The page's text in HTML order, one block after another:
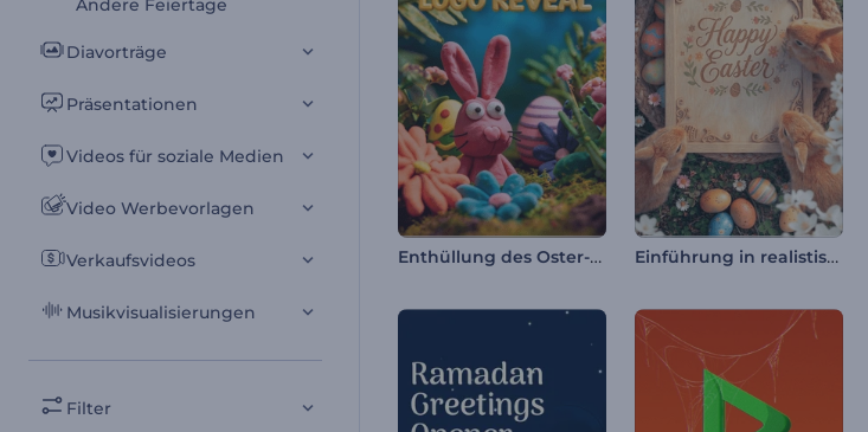
Andere Feiertage
Diavorträge
Präsentationen
Videos für soziale Medien
Video Werbevorlagen
Verkaufsvideos
Musikvisualisierungen
Filter
Enthüllung des Oster-Logos aus Ton Einführung in realistische Osterhasen